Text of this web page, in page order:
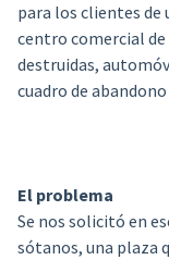
para los clientes de
centro comercial de
destruidas,
cuadro de abandono
El problema
Se nos solicitó en
sótanos, una plaza